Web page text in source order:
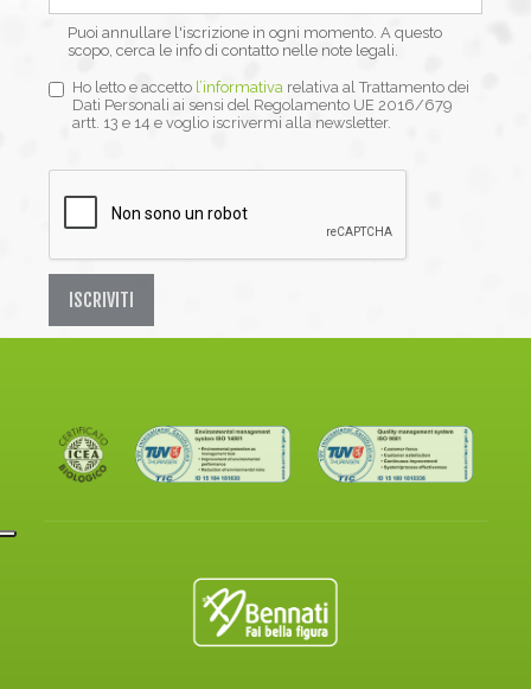
Puoi annullare l'iscrizione in ogni momento. A questo
scopo, cerca le info di contatto nelle note legali.
Ho letto e accetto l’informativa relativa al Trattamento dei
Dati Personali ai sensi del Regolamento UE 2016/679
artt. 13 e 14 e voglio iscrivermi alla newsletter.
ISCRIVITI